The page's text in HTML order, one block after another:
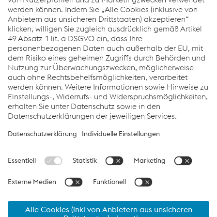
Weiterverarbeitung,
unsere Kompetenz und
Expertise formt die
Zukunft.
Offene Jobs
Cookie-Einstellungen
Sprache